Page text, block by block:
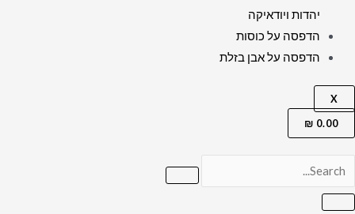
יהדות ויודאיקה
הדפסה על כוסות
הדפסה על אבן בזלת
X
0.00
₪